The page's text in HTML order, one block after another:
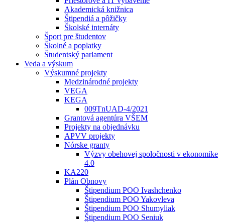
Akademická knižnica
Štipendiá a pôžičky
Školské internáty
Šport pre študentov
Školné a poplatky
Študentský parlament
Veda a výskum
Výskumné projekty
Medzinárodné projekty
VEGA
KEGA
009TnUAD-4/2021
Grantová agentúra VŠEM
Projekty na objednávku
APVV projekty
Nórske granty
Výzvy obehovej spoločnosti v ekonomike
4.0
KA220
Plán Obnovy
Štipendium POO Ivashchenko
Štipendium POO Yakovleva
Štipendium POO Shumyliak
Štipendium POO Seniuk